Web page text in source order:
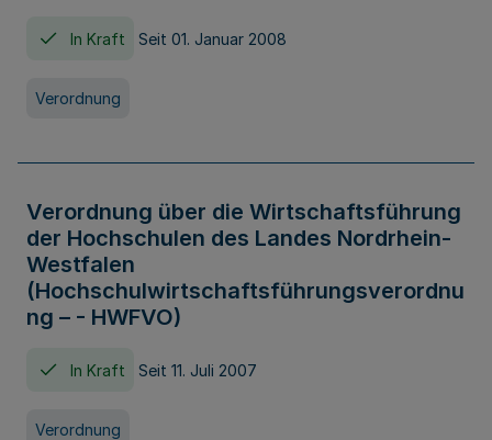
In Kraft Seit 01. Januar 2008
Verordnung
Verordnung über die Wirtschaftsführung
der Hochschulen des Landes Nordrhein-
Westfalen
(Hochschulwirtschaftsführungsverordnu
ng – - HWFVO)
In Kraft Seit 11. Juli 2007
Verordnung